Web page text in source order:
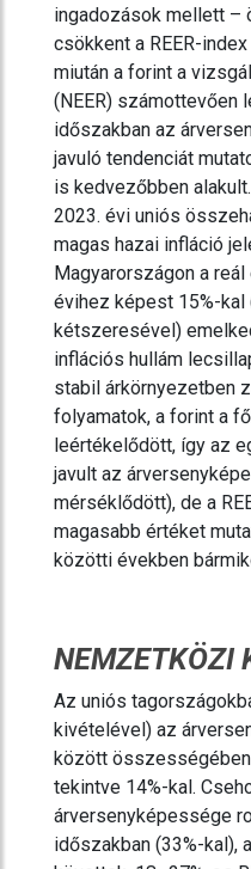
ingadozások mellett –
csökkent a REER-
miután a forint a
(NEER) számottevően
időszakban az
javuló tendenciát
is kedvezőbben
2023. évi uniós
magas hazai infláció
Magyarországon a
évihez képest 15%-kal
kétszeresével)
inflációs hullám
stabil árkörnyezetben
folyamatok, a forint a
leértékelődött, így az
javult az
mérséklődött), de a
magasabb értéket
közötti években
NEMZETKÖZI
Az uniós
kivételével) az
között
tekintve 14%-kal.
árversenyképessége
időszakban (33%-kal),